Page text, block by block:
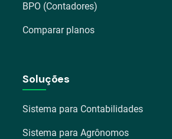
BPO (Contadores)
Comparar planos
Soluções
Sistema para Contabilidades
Sistema para Agrônomos